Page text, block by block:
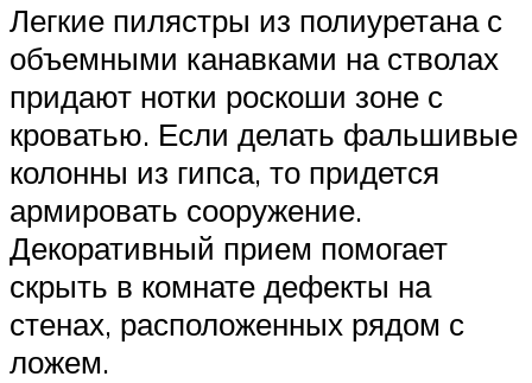
Легкие пилястры из полиуретана с
объемными канавками на стволах
придают нотки роскоши зоне с
кроватью. Если делать фальшивые
колонны из гипса, то придется
армировать сооружение.
Декоративный прием помогает
скрыть в комнате дефекты на
стенах, расположенных рядом с
ложем.